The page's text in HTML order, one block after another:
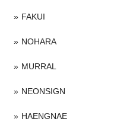
FAKUI
NOHARA
MURRAL
NEONSIGN
HAENGNAE